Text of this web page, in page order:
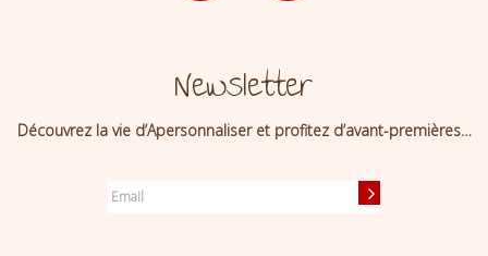
Newsletter
Découvrez la vie d’Apersonnaliser et profitez d’avant-premières…